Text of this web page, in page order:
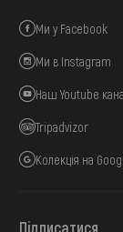
Ми у Facebook
Ми в Instagram
Наш Youtube
Tripadvizor
Колекція на
Підписатися